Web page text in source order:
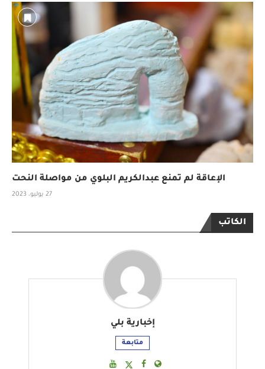
الإعاقة لم تمنع عبدالكريم البلوي من مواصلة النحت
27 يوليو، 2023
الكاتب
إخبارية بلي
متابعة